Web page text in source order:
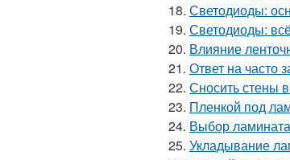
18. Светодиоды:
19. Светодиоды:
20. Влияние
21. Ответ на часто
22. Сносить стены
23. Пленкой под
24. Выбор
25. Укладывание